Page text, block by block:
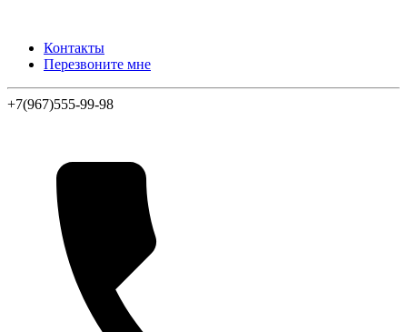
Контакты
Перезвоните мне
+7(967)555-99-98